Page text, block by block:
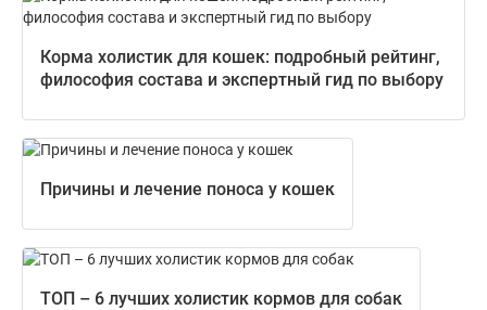
Корма холистик для кошек: подробный рейтинг,
философия состава и экспертный гид по выбору
Причины и лечение поноса у кошек
ТОП – 6 лучших холистик кормов для собак